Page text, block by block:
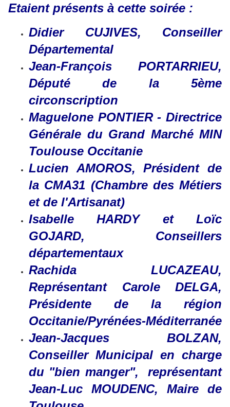
Etaient présents à cette soirée :
Didier CUJIVES, Conseiller
Départemental
Jean-François PORTARRIEU,
Député de la 5ème
circonscription
Maguelone PONTIER - Directrice
Générale du Grand Marché MIN
Toulouse Occitanie
Lucien AMOROS, Président de
la CMA31 (Chambre des Métiers
et de l'Artisanat)
Isabelle HARDY et Loïc
GOJARD, Conseillers
départementaux
Rachida LUCAZEAU,
Représentant Carole DELGA,
Présidente de la région
Occitanie/Pyrénées-Méditerranée
Jean-Jacques BOLZAN,
Conseiller Municipal en charge
du "bien manger", représentant
Jean-Luc MOUDENC, Maire de